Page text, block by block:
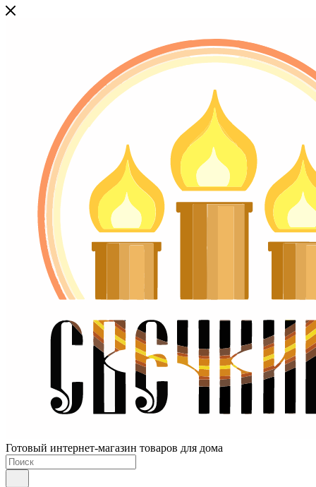
Готовый интернет-магазин товаров для дома